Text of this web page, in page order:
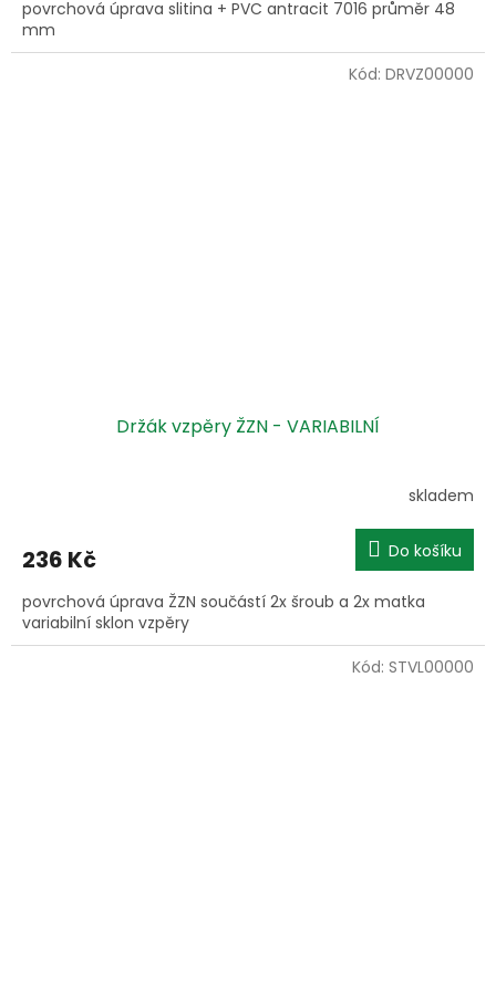
povrchová úprava slitina + PVC antracit 7016 průměr 48
mm
Držák vzpěry ŽZN - VARIABILNÍ
skladem
236 Kč Do košíku
povrchová úprava ŽZN součástí 2x šroub a 2x matka
variabilní sklon vzpěry
Kód: DRVZ00000
Kód: STVL00000